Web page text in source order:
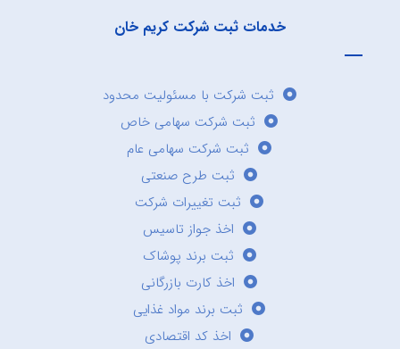
خدمات ثبت شرکت کریم خان
ثبت شرکت با مسئولیت محدود
ثبت شرکت سهامی خاص
ثبت شرکت سهامی عام
ثبت طرح صنعتی
ثبت تغییرات شرکت
اخذ جواز تاسیس
ثبت برند پوشاک
اخذ کارت بازرگانی
ثبت برند مواد غذایی
اخذ کد اقتصادی